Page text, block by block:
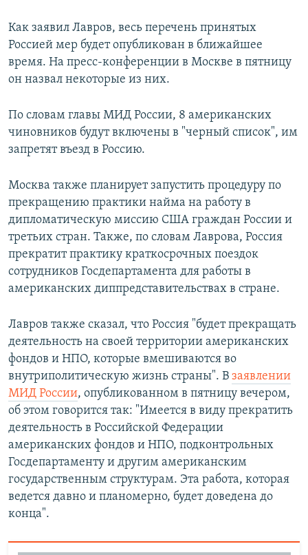
Как заявил Лавров, весь перечень принятых
Россией мер будет опубликован в ближайшее
время. На пресс-конференции в Москве в пятницу
он назвал некоторые из них.
По словам главы МИД России, 8 американских
чиновников будут включены в "черный список", им
запретят въезд в Россию.
Москва также планирует запустить процедуру по
прекращению практики найма на работу в
дипломатическую миссию США граждан России и
третьих стран. Также, по словам Лаврова, Россия
прекратит практику краткосрочных поездок
сотрудников Госдепартамента для работы в
американских диппредставительствах в стране.
Лавров также сказал, что Россия "будет прекращать
деятельность на своей территории американских
фондов и НПО, которые вмешиваются во
внутриполитическую жизнь страны". В заявлении
МИД России, опубликованном в пятницу вечером,
об этом говорится так: "Имеется в виду прекратить
деятельность в Российской Федерации
американских фондов и НПО, подконтрольных
Госдепартаменту и другим американским
государственным структурам. Эта работа, которая
ведется давно и планомерно, будет доведена до
конца".